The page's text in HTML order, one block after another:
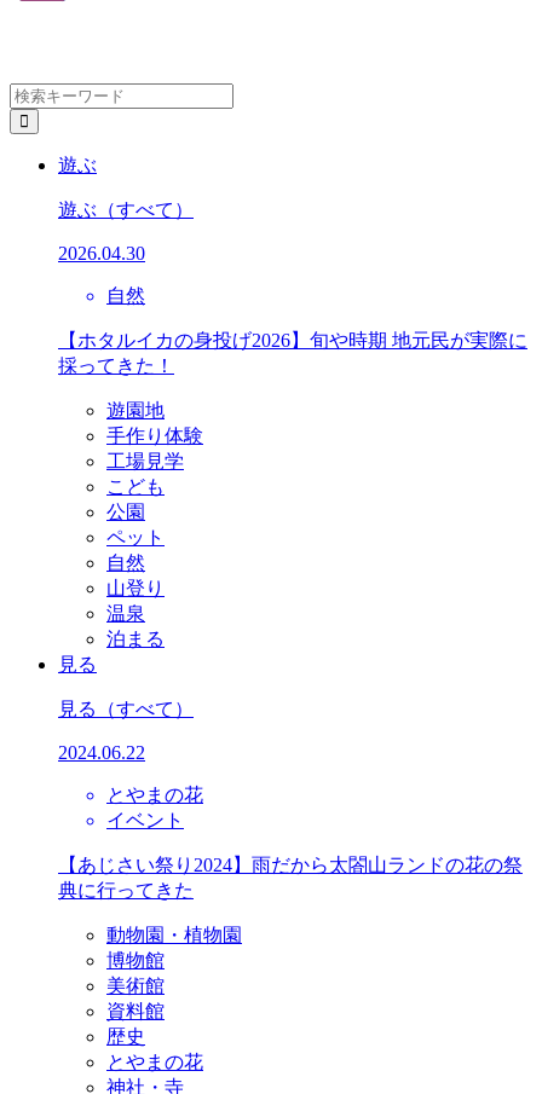
遊ぶ
遊ぶ （すべて）
2026.04.30
自然
【ホタルイカの身投げ2026】旬や時期 地元民が実際に
採ってきた！
遊園地
手作り体験
工場見学
こども
公園
ペット
自然
山登り
温泉
泊まる
見る
見る （すべて）
2024.06.22
とやまの花
イベント
【あじさい祭り2024】雨だから太閤山ランドの花の祭
典に行ってきた
動物園・植物園
博物館
美術館
資料館
歴史
とやまの花
神社・寺